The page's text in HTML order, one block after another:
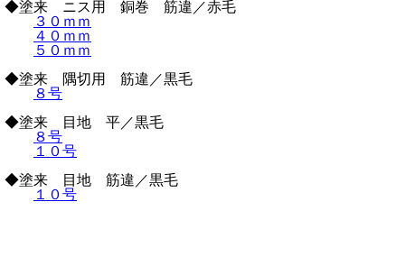
◆塗来 ニス用 銅巻 筋違／赤毛
３０ｍｍ
４０ｍｍ
５０ｍｍ
◆塗来 隅切用 筋違／黒毛
８号
◆塗来 目地 平／黒毛
８号
１０号
◆塗来 目地 筋違／黒毛
１０号